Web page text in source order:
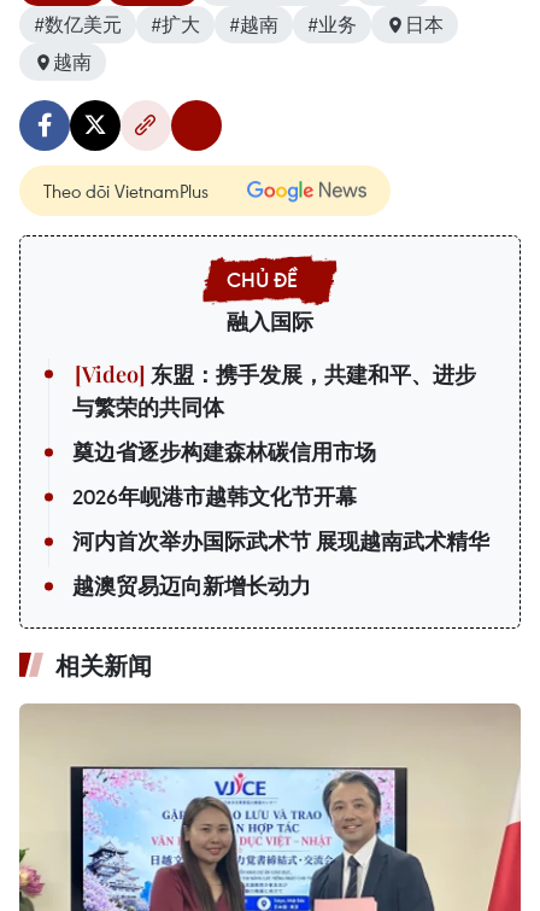
#数亿美元
#扩大 #越南 #业务
日本
越南
Theo dõi VietnamPlus
融入国际
东盟：携手发展，共建和平、进步
与繁荣的共同体
奠边省逐步构建森林碳信用市场
2026年岘港市越韩文化节开幕
河内首次举办国际武术节 展现越南武术精华
越澳贸易迈向新增长动力
相关新闻